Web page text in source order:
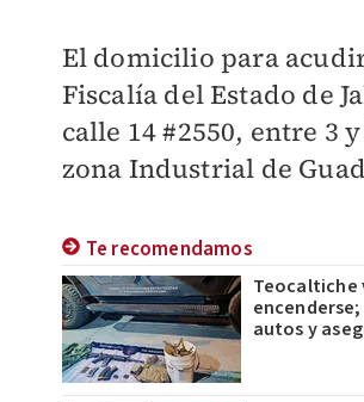
El domicilio para
Fiscalía del Estado de
calle 14 #2550, entre 3
zona Industrial de
Te recomendamos
Teocaltiche
autos y